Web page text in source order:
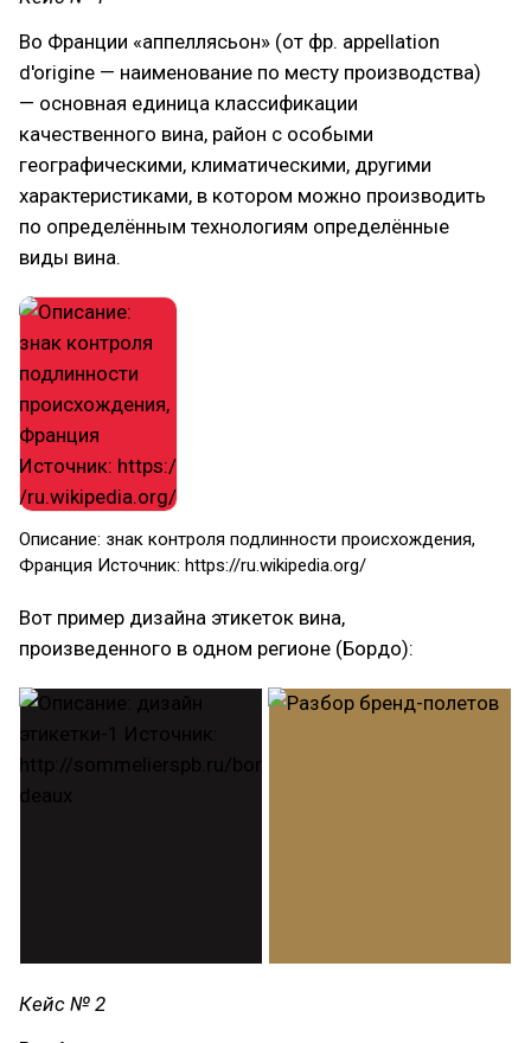
Во Франции «аппеллясьон» (от фр. appellation
d'origine — наименование по месту производства)
— основная единица классификации
качественного вина, район с особыми
географическими, климатическими, другими
характеристиками, в котором можно производить
по определённым технологиям определённые
виды вина.
Описание: знак контроля подлинности происхождения,
Франция Источник: https://ru.wikipedia.org/
Вот пример дизайна этикеток вина,
произведенного в одном регионе (Бордо):
Кейс № 2